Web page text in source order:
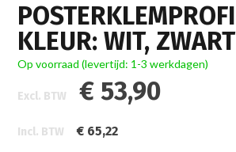
KLEUR: WIT,
Op voorraad (levertijd: 1-3 werkdagen)
Excl. BTW € 53,90
Incl. BTW € 65,22